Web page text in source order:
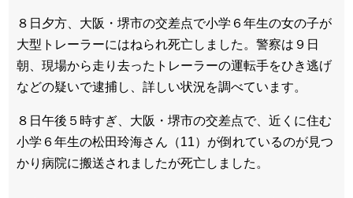
８日夕方、大阪・堺市の交差点で小学６年生の女の子が
大型トレーラーにはねられ死亡しました。警察は９日
朝、現場から走り去ったトレーラーの運転手をひき逃げ
などの疑いで逮捕し、詳しい状況を調べています。
８日午後５時すぎ、大阪・堺市の交差点で、近くに住む
小学６年生の松田玲海さん（11）が倒れているのが見つ
かり病院に搬送されましたが死亡しました。